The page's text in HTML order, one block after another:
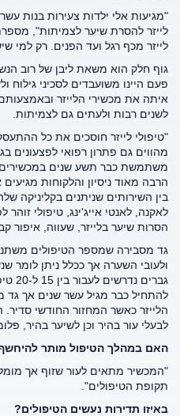
לייזר להסרת שיער לצמיתות",
לייזר מכף רגל ועד הפנים. רק למי
גוף חלק הוא משאת ליבן של רוב
פעם היינו משועבדים לסכיני גילוח
איתה את מכשירי הלייזר
לשנים רבות ולעתים גם לצמיתות.
"טיפולי לייזר חוסכים את כל
מהווים גם פתרון רפואי לפצעונים
משתמשת כבר תשע שנים
הרבה מאוד ניסיון והלקוחות
בין השירותים שניתנים בקליניקה
לאקנה, לאנטי אייג'ינג, טיפולי זוהר
הסרות שיער בלייזר, שעווה, איפור
גד מסבירה שמספר הטיפולים
להתחיל כבר מגיל עשר שנים אך גד
הלייזר כאשר המחזור החודשי
לבעלי עור בהיר וכן לשיער בהיר,
האם במהלך הטיפול מותר
"המכשיר מתאים לעור שזוף אך
תקופת הטיפולים".
באיזו תדירות נעשים הטיפולים?